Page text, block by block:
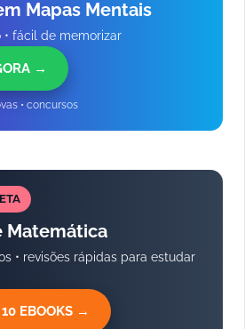
Mapas Mentais
• fácil de memorizar
→
• concursos
Matemática
• revisões rápidas para estudar
10 EBOOKS →